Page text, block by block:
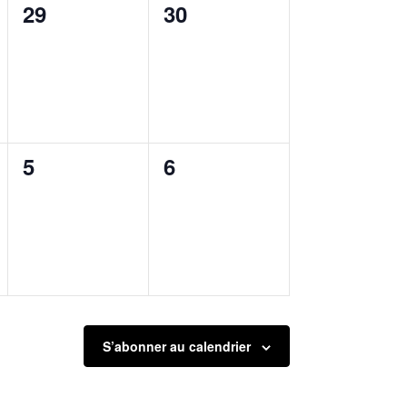
0
29
0
30
0
5
0
6
S’abonner au calendrier